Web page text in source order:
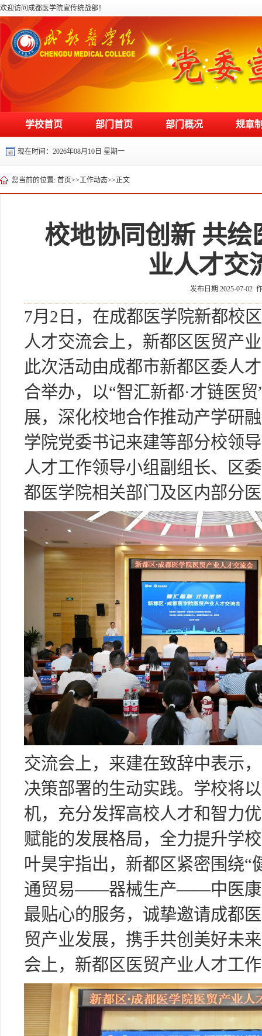
欢迎访问成都医学院宣传统战部！
学校首页 部门首页 部门概况 规章
现在时间： 2026年08月10日 星期一
您当前的位置: 首页>>工作动态>>正文
校地协同创新 共
业人才交
发布日期:2025-07-02
7月2日，在成都医学院新都校
人才交流会上，新都区医贸产
此次活动由成都市新都区委人
合举办，以“智汇新都·才链医
展，深化校地合作推动产学研
学院党委书记来建等部分校领
人才工作领导小组副组长、区
都医学院相关部门及区内部分
交流会上，来建在致辞中表示
决策部署的生动实践。学校将
机，充分发挥高校人才和智力
赋能的发展格局，全力提升学
叶昊宇指出，新都区紧密围绕
通贸易——器械生产——中医康
最贴心的服务，诚挚邀请成都
贸产业发展，携手共创美好未
会上，新都区医贸产业人才工